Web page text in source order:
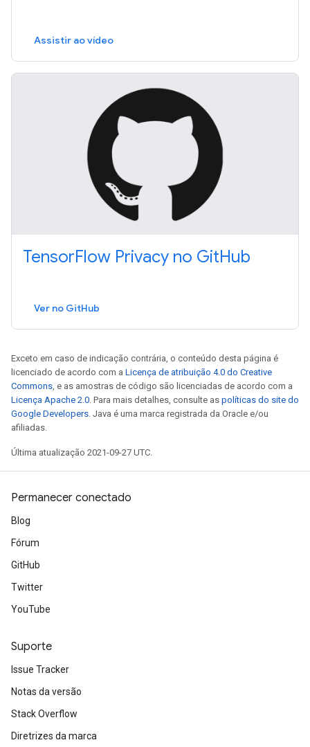
Assistir ao vídeo
TensorFlow Privacy no GitHub
Ver no GitHub
Exceto em caso de indicação contrária, o conteúdo desta página é
licenciado de acordo com a Licença de atribuição 4.0 do Creative
Commons , e as amostras de código são licenciadas de acordo com a
Licença Apache 2.0 . Para mais detalhes, consulte as políticas do site do
Google Developers . Java é uma marca registrada da Oracle e/ou
afiliadas.
Última atualização 2021-09-27 UTC.
Permanecer conectado
Blog
Fórum
GitHub
Twitter
YouTube
Suporte
Issue Tracker
Notas da versão
Stack Overflow
Diretrizes da marca